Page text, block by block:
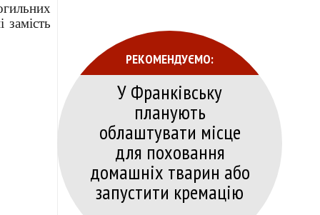
РЕКОМЕНДУЄМО:
У Франківську
планують
облаштувати місце
для поховання
домашніх тварин або
запустити кремацію